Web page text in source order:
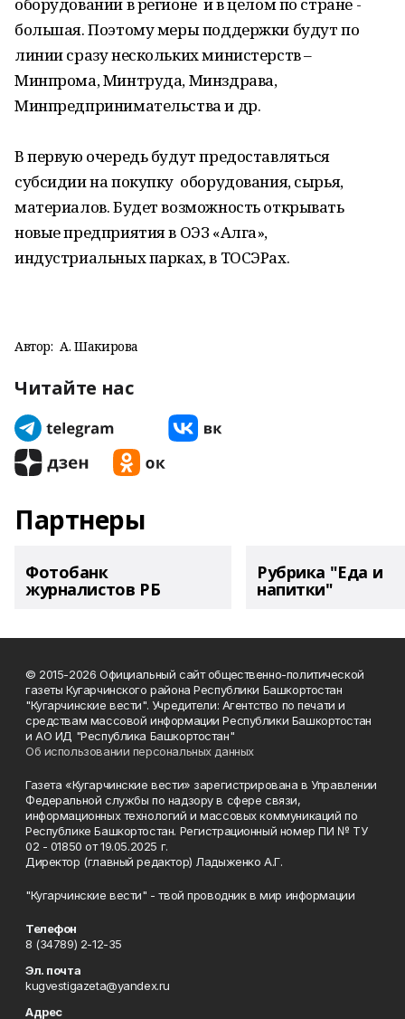
большая. Поэтому меры поддержки будут по
линии сразу нескольких министерств –
Минпрома, Минтруда, Минздрава,
Минпредпринимательства и др.
В первую очередь будут предоставляться
субсидии на покупку оборудования, сырья,
материалов. Будет возможность открывать
новые предприятия в ОЭЗ «Алга»,
индустриальных парках, в ТОСЭРах.
Автор: А. Шакирова
Читайте нас
Партнеры
Фотобанк
журналистов РБ
Рубрика "Еда и
напитки"
© 2015-2026 Официальный сайт общественно-политической
газеты Кугарчинского района Республики Башкортостан
"Кугарчинские вести". Учредители: Агентство по печати и
средствам массовой информации Республики Башкортостан
и АО ИД "Республика Башкортостан"
Об использовании персональных данных
Газета «Кугарчинские вести» зарегистрирована в Управлении
Федеральной службы по надзору в сфере связи,
информационных технологий и массовых коммуникаций по
Республике Башкортостан. Регистрационный номер ПИ № ТУ
02 - 01850 от 19.05.2025 г.
Директор (главный редактор) Ладыженко А.Г.
"Кугарчинские вести" - твой проводник в мир информации
Телефон
8 (34789) 2-12-35
Эл. почта
kugvestigazeta@yandex.ru
Адрес